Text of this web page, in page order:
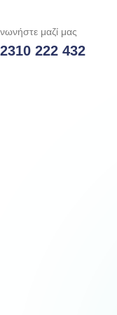
μαζί μας
222 432